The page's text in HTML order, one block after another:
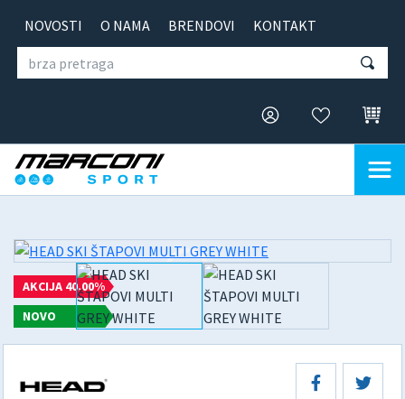
NOVOSTI O NAMA BRENDOVI KONTAKT
AKCIJA 40.00%
NOVO